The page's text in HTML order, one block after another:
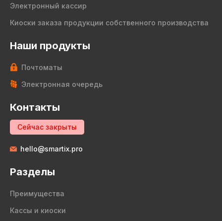
Электронный кассир
Киоски заказа продукции собственного производства
Наши продукты
Почтоматы
Электронная очередь
Контакты
Сейчас закрыты
hello@smartix.pro
Разделы
Преимущества
Кассы и киоски